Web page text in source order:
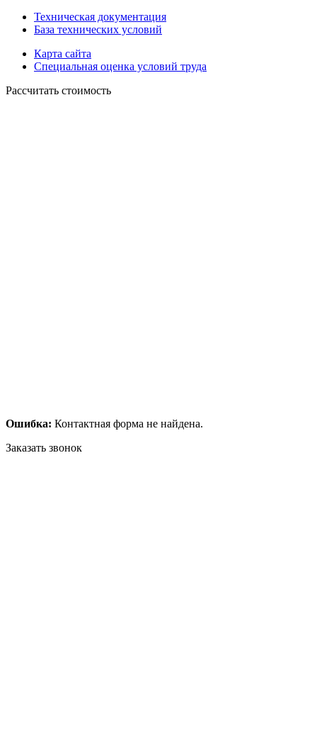
Техническая документация
База технических условий
Карта сайта
Специальная оценка условий труда
Рассчитать стоимость
Ошибка: Контактная форма не найдена.
Заказать звонок